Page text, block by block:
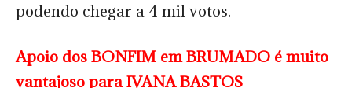
podendo chegar a 4 mil votos.
Apoio dos BONFIM em BRUMADO é muito
vantajoso para IVANA BASTOS